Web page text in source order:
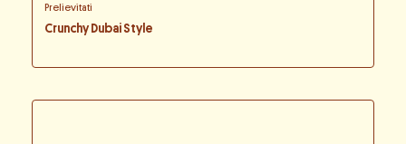
Prelievitati
Crunchy Dubai Style